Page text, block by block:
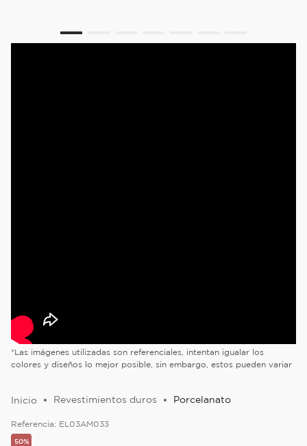
*Las imágenes utilizadas son referenciales, intentan igualar los
colores y diseños lo mejor posible, sin embargo, estos pueden variar
Revestimientos duros Porcelanato
Referencia: EL03AM033
50%